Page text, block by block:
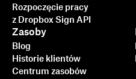
Rozpoczęcie pracy
z Dropbox Sign API
Zasoby
Blog
Historie klientów
Centrum zasobów